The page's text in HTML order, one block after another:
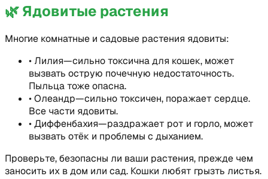
🌿Ядовитые растения
Многие комнатные и садовые растения ядовиты:
• Лилия—сильно токсична для кошек, может
вызвать острую почечную недостаточность.
Пыльца тоже опасна.
•Олеандр—сильно токсичен, поражает сердце.
Все части ядовиты.
•Диффенбахия—раздражает рот и горло, может
вызвать отёк и проблемы с дыханием.
Проверьте, безопасны ли ваши растения, прежде чем
заносить их в дом или сад. Кошки любят грызть листья.